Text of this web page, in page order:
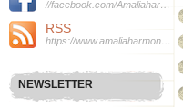
RSS
NEWSLETTER